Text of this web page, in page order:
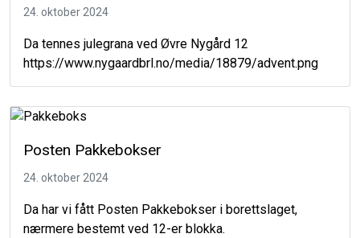
24. oktober 2024
Da tennes julegrana ved Øvre Nygård 12
https://www.nygaardbrl.no/media/18879/advent.png
Posten Pakkebokser
24. oktober 2024
Da har vi fått Posten Pakkebokser i borettslaget,
nærmere bestemt ved 12-er blokka.